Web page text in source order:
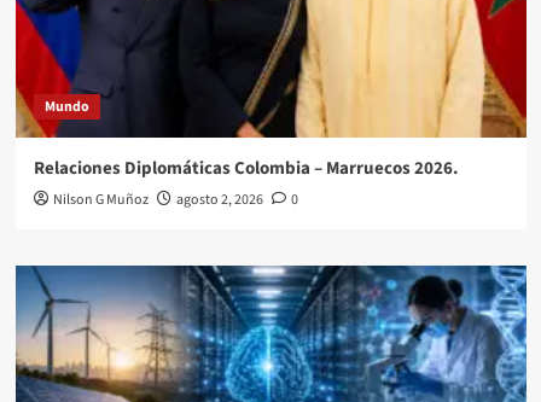
Mundo
Relaciones Diplomáticas Colombia – Marruecos 2026.
Nilson G Muñoz agosto 2, 2026 0